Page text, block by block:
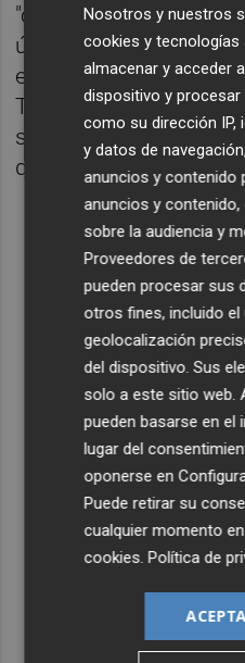
"colapsando" los
último, los secretarios
escrito de protesta a
También CSIF ha
subsane "con
que han surgido en
Nosotros y nuestros
cookies y tecnologías
almacenar y acceder
dispositivo y
como su dirección IP,
y datos de
anuncios y contenido
anuncios y
sobre la audiencia y
Proveedores de
pueden procesar sus
otros fines, incluido
geolocalización
del dispositivo. Sus
solo a este sitio web.
pueden basarse en el
lugar del
oponerse en
Puede retirar su
cualquier momento
cookies.Política de